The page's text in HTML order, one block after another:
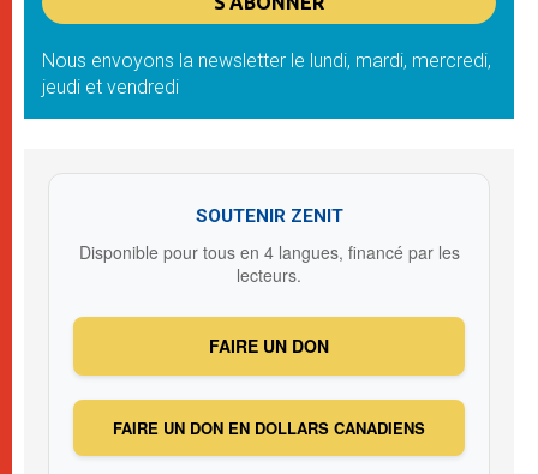
Nous envoyons la newsletter le lundi, mardi, mercredi,
jeudi et vendredi
SOUTENIR ZENIT
Disponible pour tous en 4 langues, financé par les
lecteurs.
FAIRE UN DON
FAIRE UN DON EN DOLLARS CANADIENS